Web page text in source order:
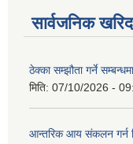
सार्वजनिक
ठेक्का सम्झौता गर्ने
मिति: 07/10/2026 -
आन्तरिक आय संकलन गर्न